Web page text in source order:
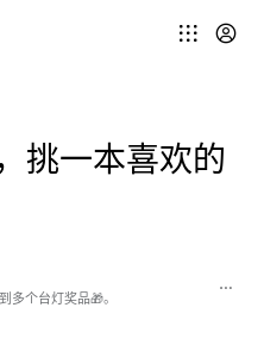
挑一本喜欢的
多个台灯奖品🎁。